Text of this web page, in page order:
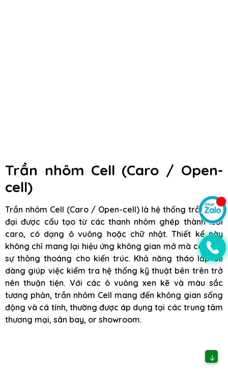
Trần nhôm Cell (Caro / Open-
cell)
Trần nhôm Cell (Caro / Open-cell) là hệ thống trần hiện
đại được cấu tạo từ các thanh nhôm ghép thành lưới
caro, có dạng ô vuông hoặc chữ nhật. Thiết kế này
không chỉ mang lại hiệu ứng không gian mở mà còn tạo
sự thông thoáng cho kiến trúc. Khả năng tháo lắp dễ
dàng giúp việc kiểm tra hệ thống kỹ thuật bên trên trở
nên thuận tiện. Với các ô vuông xen kẽ và màu sắc
tương phản, trần nhôm Cell mang đến không gian sống
động và cá tính, thường được áp dụng tại các trung tâm
thương mại, sân bay, or showroom.
↓